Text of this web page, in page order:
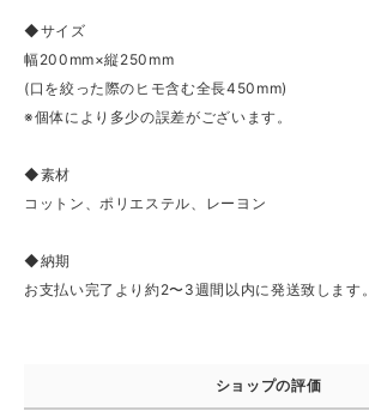
◆サイズ
幅200mm×縦250mm
(口を絞った際のヒモ含む全長450mm)
※個体により多少の誤差がございます。
◆素材
コットン、ポリエステル、レーヨン
◆納期
お支払い完了より約2〜3週間以内に発送致します。
ショップの評価